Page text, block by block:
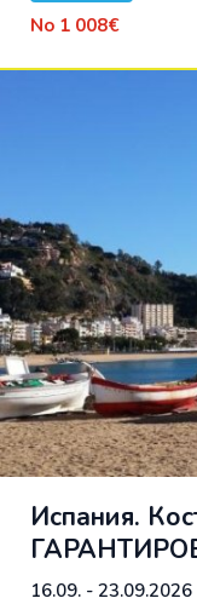
No 1 008€
Испания.
16.09. - 23.09.2026